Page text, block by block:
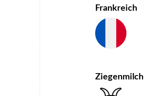
Frankreich
Ziegenmilch